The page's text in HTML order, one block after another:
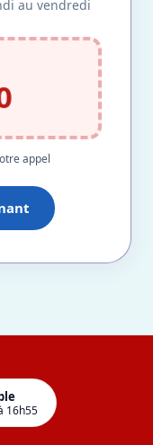
au vendredi
appel
16h55